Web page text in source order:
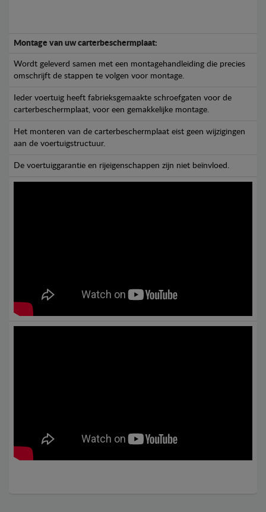
Montage van uw carterbeschermplaat:
Wordt geleverd samen met een montagehandleiding die precies
omschrijft de stappen te volgen voor montage.
Ieder voertuig heeft fabrieksgemaakte schroefgaten voor de
carterbeschermplaat, voor een gemakkelijke montage.
Het monteren van de carterbeschermplaat eist geen wijzigingen
aan de voertuigstructuur.
De voertuiggarantie en rijeigenschappen zijn niet beïnvloed.